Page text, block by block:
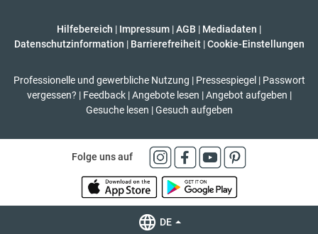
Hilfebereich | Impressum |AGB | Mediadaten |
Datenschutzinformation | Barrierefreiheit | Cookie-Einstellungen
Professionelle und gewerbliche Nutzung | Pressespiegel | Passwort
vergessen? | Feedback | Angebote lesen | Angebot aufgeben |
Gesuche lesen | Gesuch aufgeben
Folge uns auf
DE